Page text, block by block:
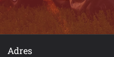
Adres